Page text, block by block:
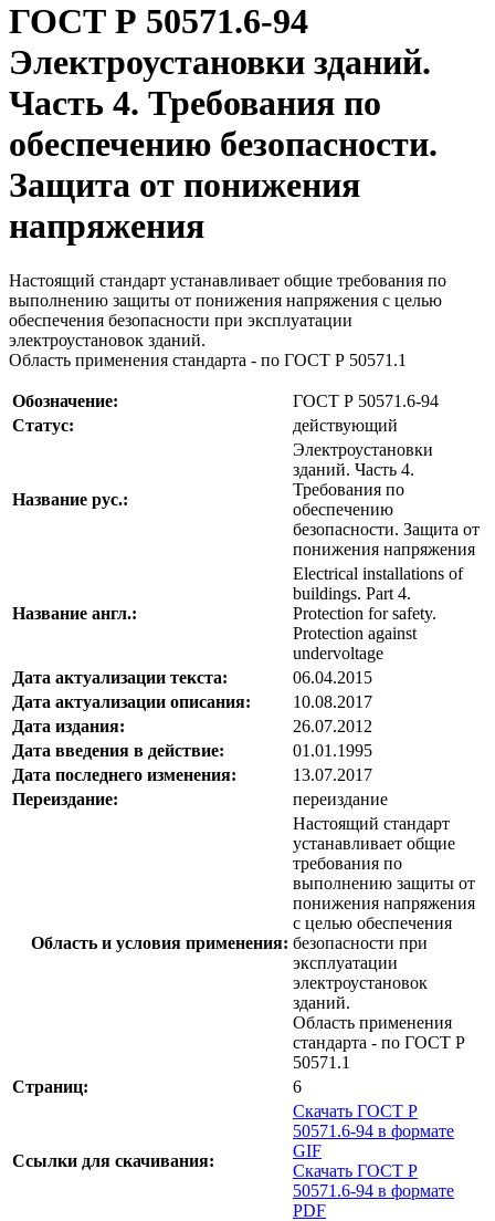
ГОСТ Р 50571.6-94
Электроустановки зданий.
Часть 4. Требования по
обеспечению безопасности.
Защита от понижения
напряжения
Настоящий стандарт устанавливает общие требования по
выполнению защиты от понижения напряжения с целью
обеспечения безопасности при эксплуатации
электроустановок зданий.
Область применения стандарта - по ГОСТ Р 50571.1
Обозначение:
ГОСТ Р 50571.6-94
Статус:
действующий
Название рус.:
Электроустановки
зданий. Часть 4.
Требования по
обеспечению
безопасности. Защита от
понижения напряжения
Название англ.:
Electrical installations of
buildings. Part 4.
Protection for safety.
Protection against
undervoltage
Дата актуализации текста:
06.04.2015
Дата актуализации описания:
10.08.2017
Дата издания:
26.07.2012
Дата введения в действие:
01.01.1995
Дата последнего изменения:
13.07.2017
Переиздание:
переиздание
Область и условия применения:
Настоящий стандарт
устанавливает общие
требования по
выполнению защиты от
понижения напряжения
с целью обеспечения
безопасности при
эксплуатации
электроустановок
зданий.
Область применения
стандарта - по ГОСТ Р
50571.1
Страниц:
6
Ссылки для скачивания:
Скачать ГОСТ Р
50571.6-94 в формате
GIF
Скачать ГОСТ Р
50571.6-94 в формате
PDF